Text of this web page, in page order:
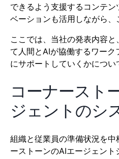
できるよう支援するコンテ
ベーションも活用しながら、
ここでは、当社の発表内容と
て人間とAIが協働するワーク
にサポートしていくかについ
コーナースト
ジェントのシ
組織と従業員の準備状況を
ーストーンのAIエージェン